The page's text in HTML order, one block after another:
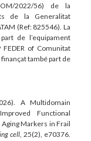
2022/56) de la
de la Generalitat
(Ref: 825546). La
de l’equipament
of Comunitat
també part de
A Multidomain
Functional
Markers in Frail
cell, 25(2), e70376.